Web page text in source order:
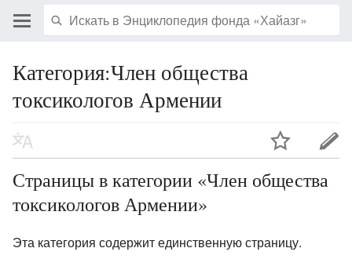
Категория:Член общества
токсикологов Армении
Страницы в категории «Член общества
токсикологов Армении»
Эта категория содержит единственную страницу.